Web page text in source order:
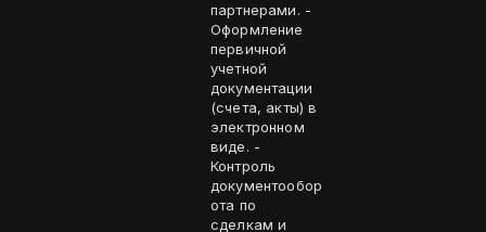
партнерами. -
Оформление
первичной
учетной
документации
(счета, акты) в
электронном
виде. -
Контроль
документообор
ота по
сделкам и